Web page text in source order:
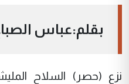
بقلم:عباس
نزع (حصر) السلاح